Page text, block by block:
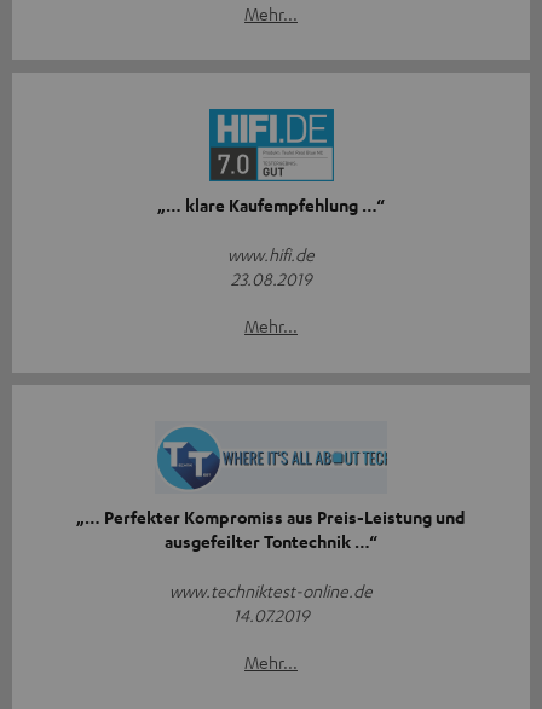
Mehr...
„… klare Kaufempfehlung …“
www.hifi.de
23.08.2019
Mehr...
„… Perfekter Kompromiss aus Preis-Leistung und
ausgefeilter Tontechnik …“
www.techniktest-online.de
14.07.2019
Mehr...